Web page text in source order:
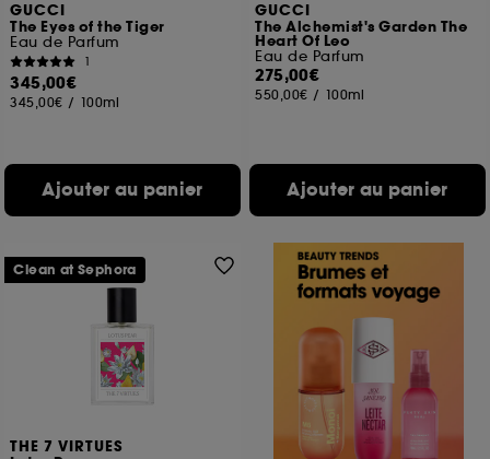
GUCCI
The Eyes of the Tiger
Eau de Parfum
1
345,00€
345,00€ / 100ml
Ajouter au panier
GUCCI
The Alchemist's Garden The
Heart Of Leo
Eau de Parfum
275,00€
550,00€ / 100ml
Ajouter au panier
THE 7 VIRTUES
Clean at Sephora